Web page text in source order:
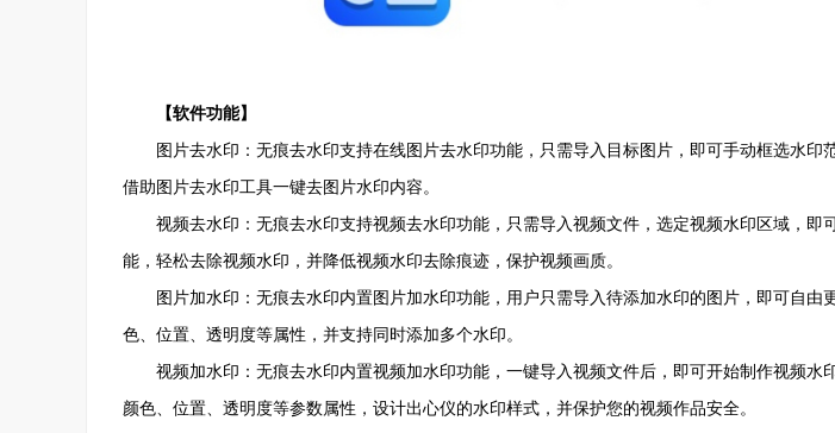
【软件功能】
图片去水印：无痕去水印支持在线图片去水印功能，只需导入目标图片，即可手动框选水印
借助图片去水印工具一键去图片水印内容。
视频去水印：无痕去水印支持视频去水印功能，只需导入视频文件，选定视频水印区域，即
能，轻松去除视频水印，并降低视频水印去除痕迹，保护视频画质。
图片加水印：无痕去水印内置图片加水印功能，用户只需导入待添加水印的图片，即可自由
色、位置、透明度等属性，并支持同时添加多个水印。
视频加水印：无痕去水印内置视频加水印功能，一键导入视频文件后，即可开始制作视频水印
颜色、位置、透明度等参数属性，设计出心仪的水印样式，并保护您的视频作品安全。